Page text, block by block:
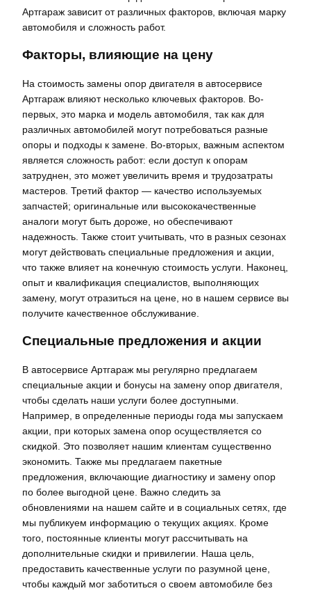
Артгараж зависит от различных факторов, включая марку
автомобиля и сложность работ.
Факторы, влияющие на цену
На стоимость замены опор двигателя в автосервисе
Артгараж влияют несколько ключевых факторов. Во-
первых, это марка и модель автомобиля, так как для
различных автомобилей могут потребоваться разные
опоры и подходы к замене. Во-вторых, важным аспектом
является сложность работ: если доступ к опорам
затруднен, это может увеличить время и трудозатраты
мастеров. Третий фактор — качество используемых
запчастей; оригинальные или высококачественные
аналоги могут быть дороже, но обеспечивают
надежность. Также стоит учитывать, что в разных сезонах
могут действовать специальные предложения и акции,
что также влияет на конечную стоимость услуги. Наконец,
опыт и квалификация специалистов, выполняющих
замену, могут отразиться на цене, но в нашем сервисе вы
получите качественное обслуживание.
Специальные предложения и акции
В автосервисе Артгараж мы регулярно предлагаем
специальные акции и бонусы на замену опор двигателя,
чтобы сделать наши услуги более доступными.
Например, в определенные периоды года мы запускаем
акции, при которых замена опор осуществляется со
скидкой. Это позволяет нашим клиентам существенно
экономить. Также мы предлагаем пакетные
предложения, включающие диагностику и замену опор
по более выгодной цене. Важно следить за
обновлениями на нашем сайте и в социальных сетях, где
мы публикуем информацию о текущих акциях. Кроме
того, постоянные клиенты могут рассчитывать на
дополнительные скидки и привилегии. Наша цель,
предоставить качественные услуги по разумной цене,
чтобы каждый мог заботиться о своем автомобиле без